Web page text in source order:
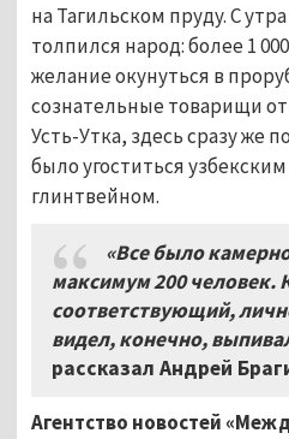
на Тагильском пруду. С
толпился народ: более 1
желание окунуться в
сознательные товарищи
Усть-Утка, здесь сразу же
было угоститься
глинтвейном.
«Все было
максимум 200 человек.
соответствующий,
видел, конечно,
рассказал Андрей
Агентство новостей